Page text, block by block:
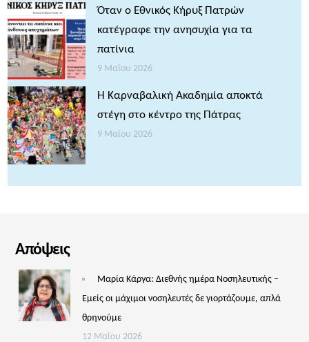
Όταν ο Εθνικός Κήρυξ Πατρών
κατέγραφε την ανησυχία για τα
πατίνια
9 Μαΐου 2026
Η Καρναβαλική Ακαδημία αποκτά
στέγη στο κέντρο της Πάτρας
9 Μαΐου 2026
Απόψεις
Μαρία Κάργα: Διεθνής ημέρα Νοσηλευτικής –
Εμείς οι μάχιμοι νοσηλευτές δε γιορτάζουμε, απλά
θρηνούμε
12 Μαΐου 2026